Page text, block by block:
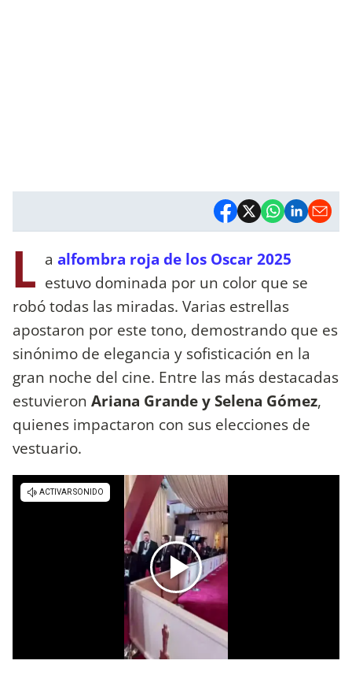
L a alfombra roja de los Oscar 2025
estuvo dominada por un color que se
robó todas las miradas. Varias estrellas
apostaron por este tono, demostrando que es
sinónimo de elegancia y sofisticación en la
gran noche del cine. Entre las más destacadas
estuvieron Ariana Grande y Selena Gómez,
quienes impactaron con sus elecciones de
vestuario.